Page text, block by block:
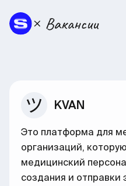
KVAN
Это платформа для
организаций,
медицинский
создания и отправки